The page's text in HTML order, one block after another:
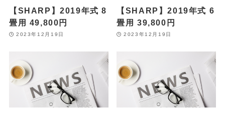
【SHARP】2019年式 8
畳用 49,800円
2023年12月19日
【SHARP】2019年式 6
畳用 39,800円
2023年12月19日